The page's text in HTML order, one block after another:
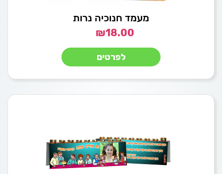
מעמד חנוכיה נרות
₪18.00
לפרטים